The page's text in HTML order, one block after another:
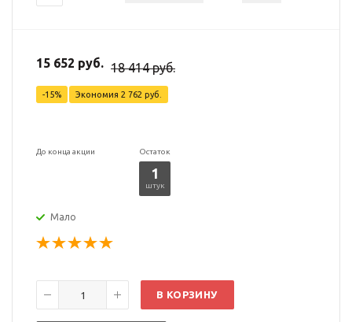
15 652 руб. 18 414 руб.
-15% Экономия 2 762 руб.
До конца акции Остаток
1
штук
Мало
В КОРЗИНУ